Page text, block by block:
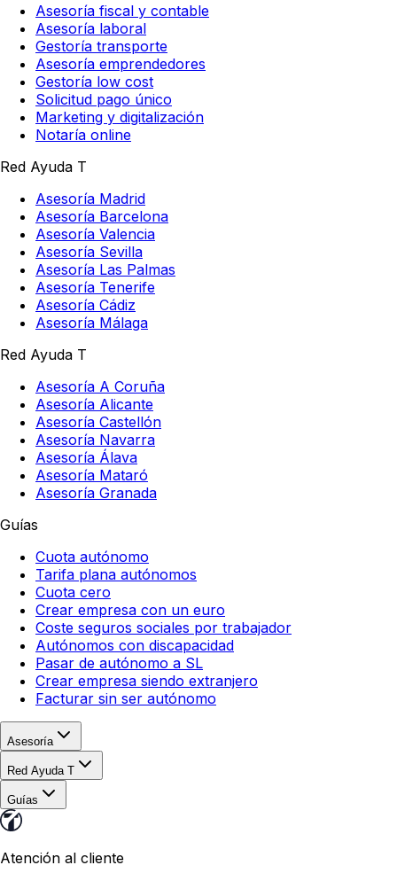
Asesoría fiscal y contable
Asesoría laboral
Gestoría transporte
Asesoría emprendedores
Gestoría low cost
Solicitud pago único
Marketing y digitalización
Notaría online
Red Ayuda T
Asesoría Madrid
Asesoría Barcelona
Asesoría Valencia
Asesoría Sevilla
Asesoría Las Palmas
Asesoría Tenerife
Asesoría Cádiz
Asesoría Málaga
Red Ayuda T
Asesoría A Coruña
Asesoría Alicante
Asesoría Castellón
Asesoría Navarra
Asesoría Álava
Asesoría Mataró
Asesoría Granada
Guías
Cuota autónomo
Tarifa plana autónomos
Cuota cero
Crear empresa con un euro
Coste seguros sociales por trabajador
Autónomos con discapacidad
Pasar de autónomo a SL
Crear empresa siendo extranjero
Facturar sin ser autónomo
Asesoría
Red Ayuda T
Guías
Atención al cliente